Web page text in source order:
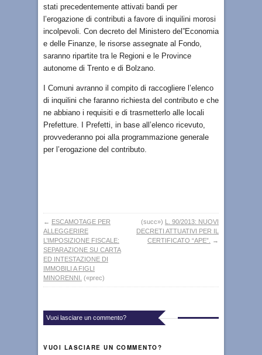
stati precedentemente attivati bandi per
l’erogazione di contributi a favore di inquilini morosi
incolpevoli. Con decreto del Ministero del”Economia
e delle Finanze, le risorse assegnate al Fondo,
saranno ripartite tra le Regioni e le Province
autonome di Trento e di Bolzano.
I Comuni avranno il compito di raccogliere l’elenco
di inquilini che faranno richiesta del contributo e che
ne abbiano i requisiti e di trasmetterlo alle locali
Prefetture. I Prefetti, in base all’elenco ricevuto,
provvederanno poi alla programmazione generale
per l’erogazione del contributo.
← ESCAMOTAGE PER
ALLEGGERIRE
L’IMPOSIZIONE FISCALE:
SEPARAZIONE SU CARTA
ED INTESTAZIONE DI
IMMOBILI A FIGLI
MINORENNI. («prec)
(succ») L. 90/2013: NUOVI
DECRETI ATTUATIVI PER IL
CERTIFICATO “APE”.
→
Vuoi lasciare un commento?
VUOI LASCIARE UN COMMENTO?